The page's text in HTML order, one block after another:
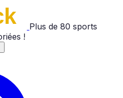
Plus de 80 sports
!